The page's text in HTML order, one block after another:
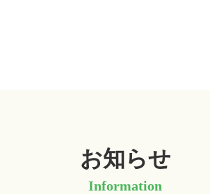
お知らせ
Information